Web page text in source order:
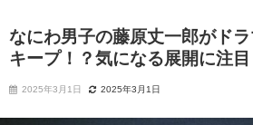
なにわ男子の藤原丈一郎がド
キープ！？気になる展開に注目
2025年3月1日 2025年3月1日